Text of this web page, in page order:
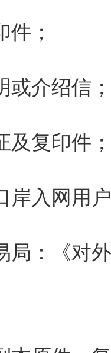
件；
或介绍信
及复印件
岸入网用
局：《对